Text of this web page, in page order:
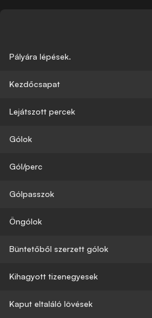
Pályára lépések.
Kezdőcsapat
Lejátszott percek
Gólok
Gól/perc
Gólpasszok
Öngólok
Büntetőből szerzett gólok
Kihagyott tizenegyesek
Kaput eltaláló lövések